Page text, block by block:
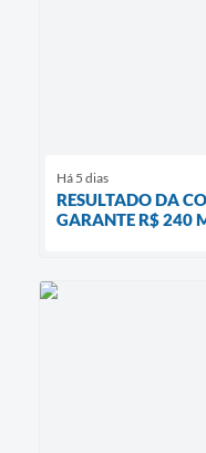
Há 5 dias
RESULTADO DA
GARANTE R$ 240